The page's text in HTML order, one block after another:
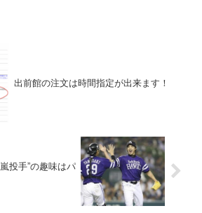
出前館の注文は時間指定が出来ます！
投手”の趣味はパ